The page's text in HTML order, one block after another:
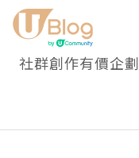
社群創作有價企劃